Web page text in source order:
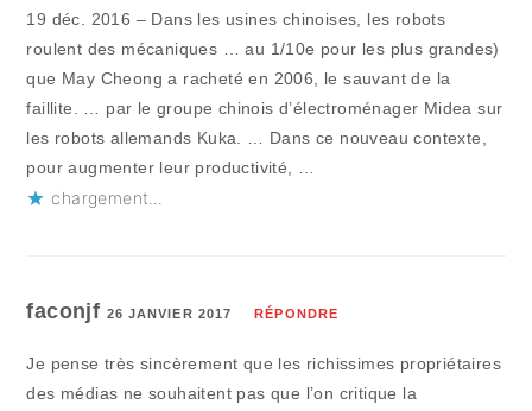
19 déc. 2016 – Dans les usines chinoises, les robots
roulent des mécaniques … au 1/10e pour les plus grandes)
que May Cheong a racheté en 2006, le sauvant de la
faillite. … par le groupe chinois d’électroménager Midea sur
les robots allemands Kuka. … Dans ce nouveau contexte,
pour augmenter leur productivité, …
chargement…
faconjf 26 JANVIER 2017 RÉPONDRE
Je pense très sincèrement que les richissimes propriétaires
des médias ne souhaitent pas que l’on critique la